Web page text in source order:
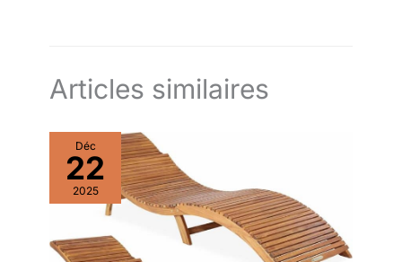
Articles similaires
Déc
22
2025